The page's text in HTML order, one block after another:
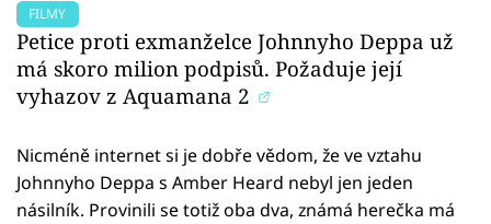
FILMY
Petice proti exmanželce Johnnyho Deppa už
má skoro milion podpisů. Požaduje její
vyhazov z Aquamana 2
Nicméně internet si je dobře vědom, že ve vztahu
Johnnyho Deppa s Amber Heard nebyl jen jeden
násilník. Provinili se totiž oba dva, známá herečka má